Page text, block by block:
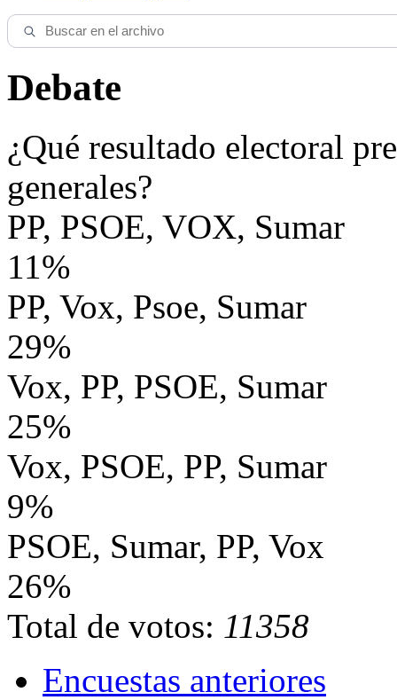
Debate
¿Qué resultado electoral
generales?
PP, PSOE, VOX, Sumar
11%
PP, Vox, Psoe, Sumar
29%
Vox, PP, PSOE, Sumar
25%
Vox, PSOE, PP, Sumar
9%
PSOE, Sumar, PP, Vox
26%
Total de votos: 11358
Encuestas anteriores